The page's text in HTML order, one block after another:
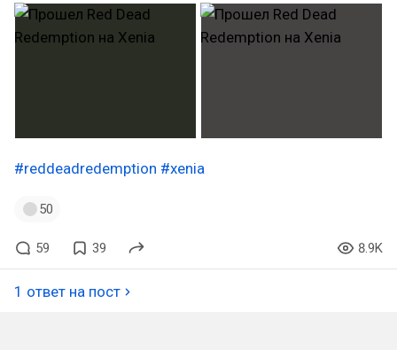
#reddeadredemption #xenia
50
59 39 8.9K
1 ответ на пост